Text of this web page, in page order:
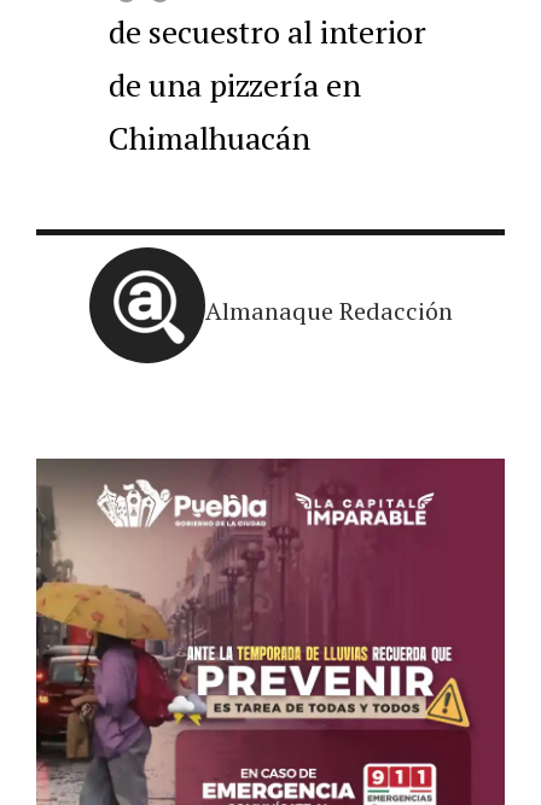
de secuestro al interior
de una pizzería en
Chimalhuacán
Almanaque Redacción